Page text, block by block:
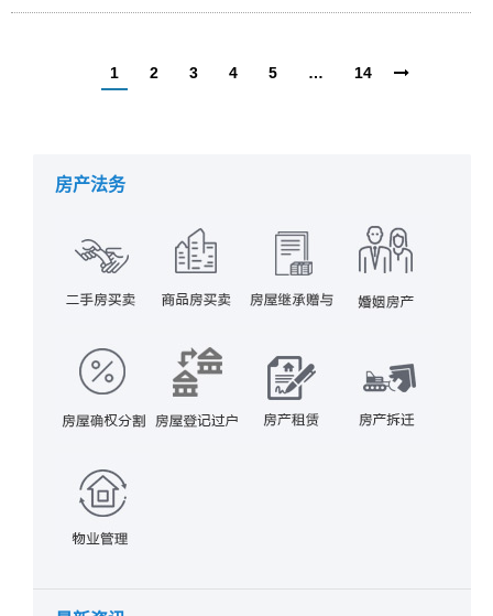
1 2 3 4 5 … 14
房产法务